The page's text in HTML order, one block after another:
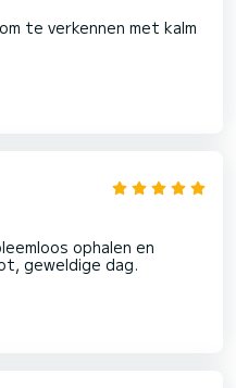
te verkennen met kalm
ophalen en